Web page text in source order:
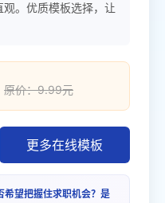
。优质模板选择，让
原价：9.99元
更多在线模板
希望把握住求职机会？是